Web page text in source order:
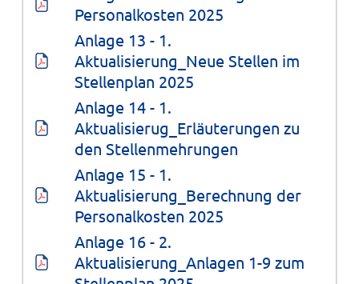
Personalkosten 2025
Anlage 13 - 1.
Aktualisierung_Neue Stellen im
Stellenplan 2025
Anlage 14 - 1.
Aktualisierug_Erläuterungen zu
den Stellenmehrungen
Anlage 15 - 1.
Aktualisierung_Berechnung der
Personalkosten 2025
Anlage 16 - 2.
Aktualisierung_Anlagen 1-9 zum